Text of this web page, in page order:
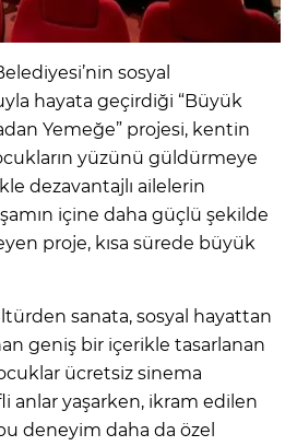
sosyal
hayata geçirdiği “Büyük
Yemeğe” projesi, kentin
yüzünü güldürmeye
dezavantajlı ailelerin
içine daha güçlü şekilde
proje, kısa sürede büyük
sanata, sosyal hayattan
geniş bir içerikle tasarlanan
ücretsiz sinema
anlar yaşarken, ikram edilen
deneyim daha da özel